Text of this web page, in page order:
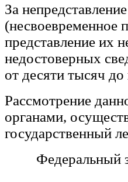
За
(несвоевременное
представление их
недостоверных
от десяти тысяч
Рассмотрение
органами,
государственный
Федеральный